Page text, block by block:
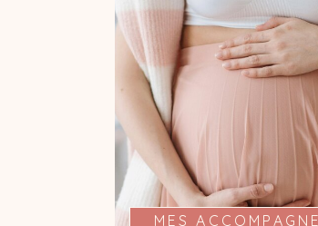
Je suis présente pour vous
conception au post-
plusieurs rencontres et
un accompagnement sur
fonction de ce dont vous
(écoute, informations,
COTÉS
MES